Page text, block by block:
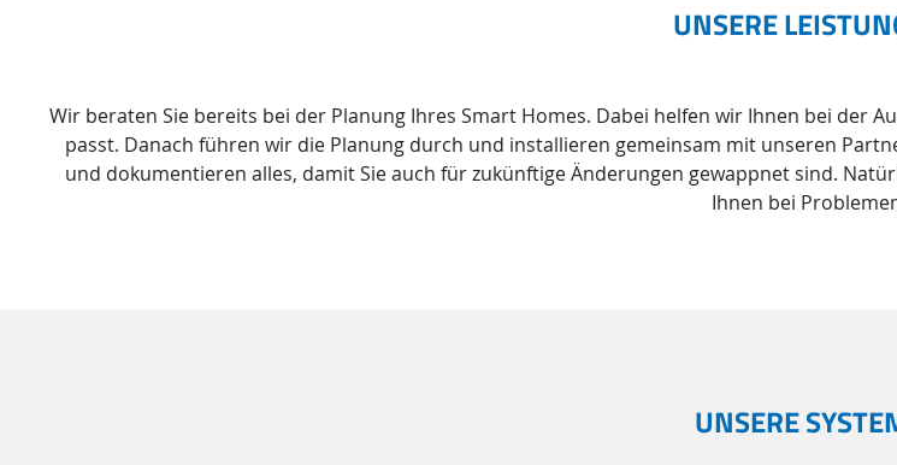
UNSERE
Wir beraten Sie bereits bei der Planung Ihres Smart Homes. Dabei helfen wir Ihnen bei der
passt. Danach führen wir die Planung durch und installieren gemeinsam mit unseren
und dokumentieren alles, damit Sie auch für zukünftige Änderungen gewappnet sind.
Ihnen bei
UNSERE